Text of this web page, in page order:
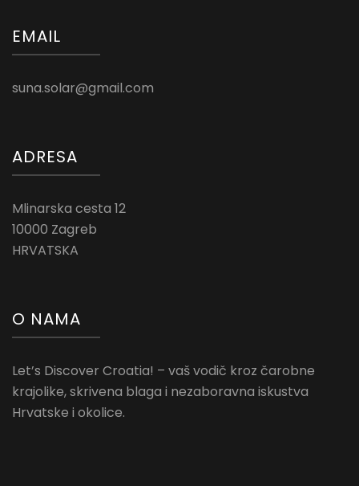
EMAIL
suna.solar@gmail.com
ADRESA
Mlinarska cesta 12
10000 Zagreb
HRVATSKA
O NAMA
Let’s Discover Croatia! – vaš vodič kroz čarobne
krajolike, skrivena blaga i nezaboravna iskustva
Hrvatske i okolice.